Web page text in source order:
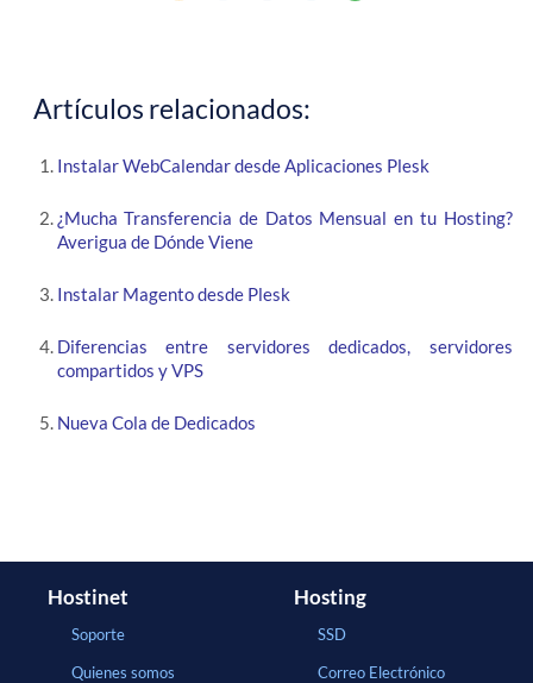
Artículos relacionados:
Instalar WebCalendar desde Aplicaciones Plesk
¿Mucha Transferencia de Datos Mensual en tu Hosting?
Averigua de Dónde Viene
Instalar Magento desde Plesk
Diferencias entre servidores dedicados, servidores
compartidos y VPS
Nueva Cola de Dedicados
Hostinet
Soporte
Quienes somos
Hosting
SSD
Correo Electrónico